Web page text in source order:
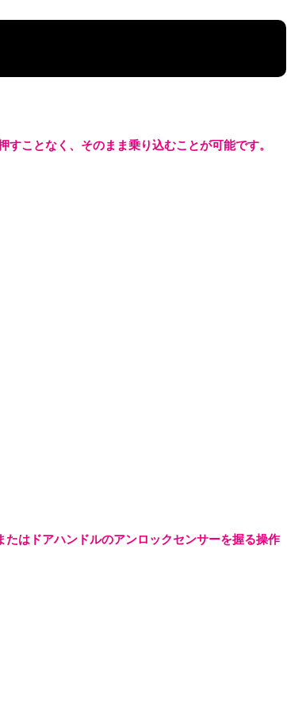
すことなく、そのまま乗り込むことが可能です。
はドアハンドルのアンロックセンサーを握る操作